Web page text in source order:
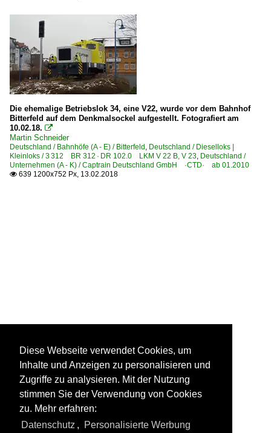
Die ehemalige Betriebslok 34, eine V22, wurde vor dem Bahnhof
Bitterfeld auf dem Denkmalsockel aufgestellt. Fotografiert am
10.02.18. 
Martin Schneider
Deutschland / Bahnhöfe (A - E) / Bitterfeld , Deutschland / Dieselloks |
Kleinloks / 3 312 BR 312 · DR 102.0 LKM V 22 B, V 23, Deutschland /
Unternehmen (A - K) / Captrain Deutschland GmbH ·CTD· ab 01.2010
 639 1200x752 Px, 13.02.2018
Diese Webseite verwendet Cookies, um
Inhalte und Anzeigen zu personalisieren und
Zugriffe zu analysieren. Mit der Nutzung
stimmen Sie der Verwendung von Cookies
zu. Mehr erfahren:
Datenschutz , Personalisierte Werbung